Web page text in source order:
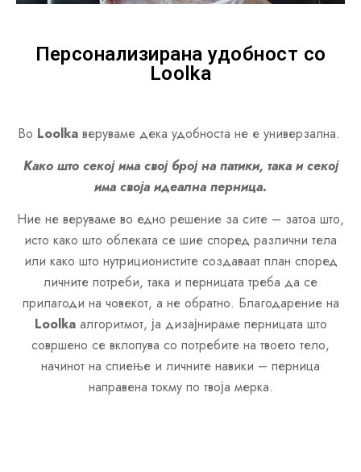
Персонализирана удобност со
Loolka
Во Loolkaверуваме дека удобноста не е универзална.
Како што секој има свој број на патики, така и секој
има своја идеална перница.
Ние не веруваме во едно решение за сите – затоа што,
исто како што облеката се шие според различни тела
или како што нутриционистите создаваат план според
личните потреби, така и перницата треба да се
прилагоди на човекот, а не обратно. Благодарение на
Loolkaалгоритмот, ја дизајнираме перницата што
совршено се вклопува со потребите на твоето тело,
начинот на спиење и личните навики – перница
направена токму по твоја мерка.